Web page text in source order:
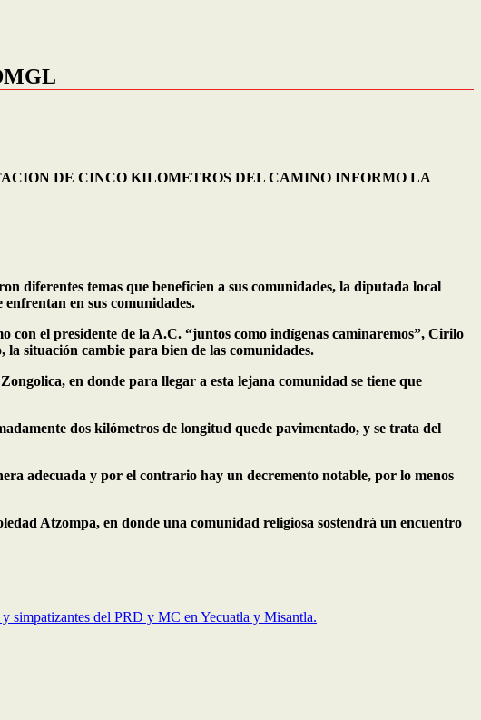
DE CINCO KILOMETROS DEL CAMINO INFORMO LA
diferentes temas que beneficien a sus comunidades, la diputada local
en sus comunidades.
con el presidente de la A.C. “juntos como indígenas caminaremos”, Cirilo
situación cambie para bien de las comunidades.
en donde para llegar a esta lejana comunidad se tiene que
dos kilómetros de longitud quede pavimentado, y se trata del
adecuada y por el contrario hay un decremento notable, por lo menos
Atzompa, en donde una comunidad religiosa sostendrá un encuentro
simpatizantes del PRD y MC en Yecuatla y Misantla.